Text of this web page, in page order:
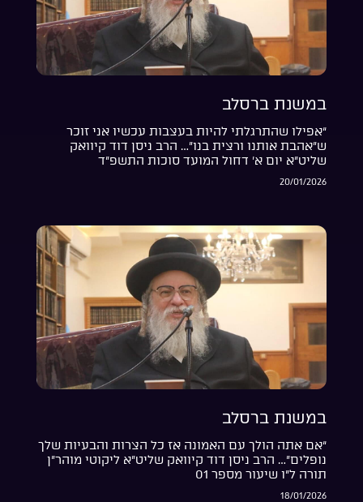
במשנת ברסלב
“אפילו שהתרגלתי להיות בעצבות עכשיו אני זוכר
ש”אהבת אותנו ורצית בנו”… הרב ניסן דוד קיוואק
שליט”א יום א’ דחול המועד סוכות התשפ”ד
20/01/2026
במשנת ברסלב
“אם אתה הולך עם האמונה אז כל הצרות והבעיות שלך
נופלים”… הרב ניסן דוד קיוואק שליט”א ליקוטי מוהר”ן
תורה ל”ו שיעור מספר 01
18/01/2026